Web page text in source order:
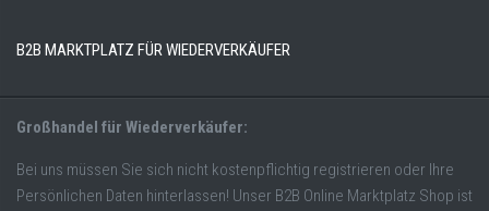
B2B MARKTPLATZ FÜR WIEDERVERKÄUFER
Großhandel für Wiederverkäufer:
Bei uns müssen Sie sich nicht kostenpflichtig registrieren oder Ihre
Persönlichen Daten hinterlassen! Unser B2B Online Marktplatz Shop ist